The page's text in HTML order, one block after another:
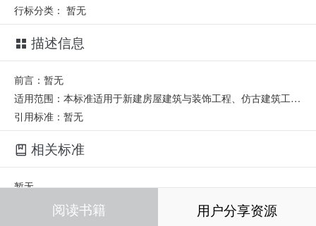
行标分类： 暂无
描述信息
前言：暂无
适用范围：本标准适用于新建房屋建筑与装饰工程、仿古建筑工程、通用安装工程、市政工程、园林绿化工程、矿山工程、构筑物工程、城市轨道交通工程和爆破工程造价指标指数的分类与测算。
引用标准：暂无
相关标准
暂无
相关部门
阅读书籍 用户分享资源